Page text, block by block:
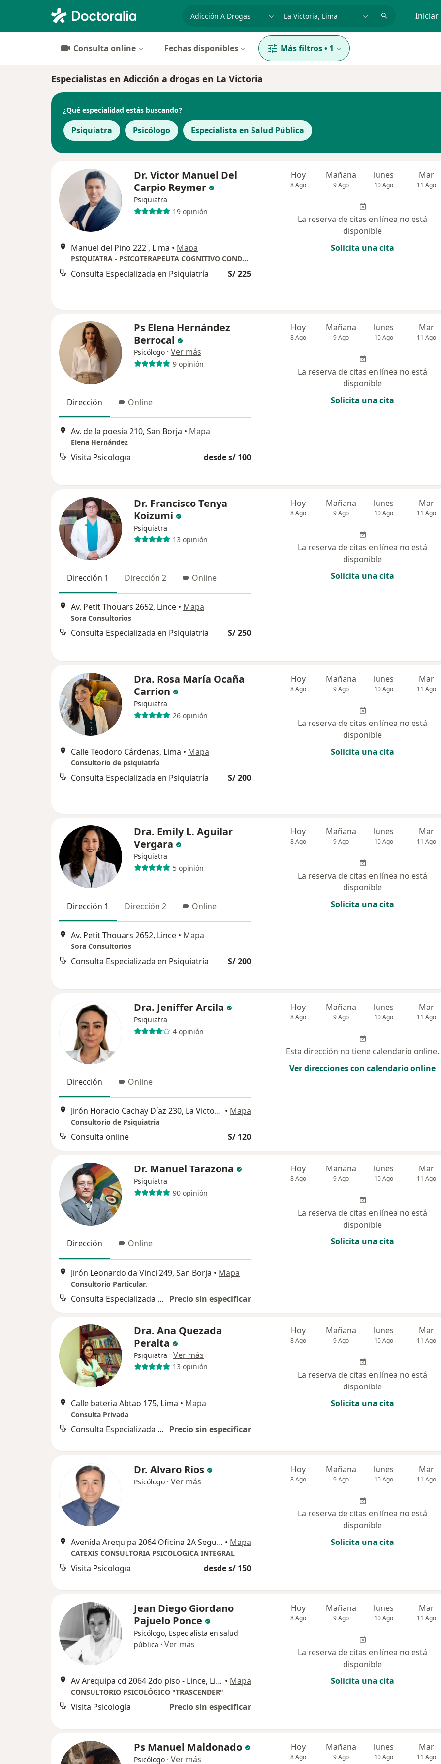
especialidad, enfermedad o nombre Iniciar
Consulta online Fechas disponibles Más filtros• 1
Especialistas en Adicción a drogas en La Victoria
¿Qué especialidad estás buscando?
Psiquiatra Psicólogo Especialista en Salud Pública
Dr. Victor Manuel Del
Carpio Reymer
Psiquiatra
19 opinión
Manuel del Pino 222 , Lima • Mapa
PSIQUIATRA - PSICOTERAPEUTA COGNITIVO CONDUCTUAL
Consulta Especializada en Psiquiatría S/ 225
Hoy
8 Ago
Mañana
9 Ago
lunes
10 Ago
Mar
11 Ago
La reserva de citas en línea no está
disponible
Solicita una cita
Ps Elena Hernández
Berrocal
Psicólogo · Ver más
9 opinión
Dirección Online
Av. de la poesia 210, San Borja • Mapa
Elena Hernández
Visita Psicología desde s/ 100
Hoy
8 Ago
Mañana
9 Ago
lunes
10 Ago
Mar
11 Ago
La reserva de citas en línea no está
disponible
Solicita una cita
Dr. Francisco Tenya
Koizumi
Psiquiatra
13 opinión
Dirección 1 Dirección 2 Online
Av. Petit Thouars 2652, Lince • Mapa
Sora Consultorios
Consulta Especializada en Psiquiatría S/ 250
Hoy
8 Ago
Mañana
9 Ago
lunes
10 Ago
Mar
11 Ago
La reserva de citas en línea no está
disponible
Solicita una cita
Dra. Rosa María Ocaña
Carrion
Psiquiatra
26 opinión
Calle Teodoro Cárdenas, Lima • Mapa
Consultorio de psiquiatría
Consulta Especializada en Psiquiatría S/ 200
Hoy
8 Ago
Mañana
9 Ago
lunes
10 Ago
Mar
11 Ago
La reserva de citas en línea no está
disponible
Solicita una cita
Dra. Emily L. Aguilar
Vergara
Psiquiatra
5 opinión
Dirección 1 Dirección 2 Online
Av. Petit Thouars 2652, Lince • Mapa
Sora Consultorios
Consulta Especializada en Psiquiatría S/ 200
Hoy
8 Ago
Mañana
9 Ago
lunes
10 Ago
Mar
11 Ago
La reserva de citas en línea no está
disponible
Solicita una cita
Dra. Jeniffer Arcila
Psiquiatra
4 opinión
Dirección Online
Jirón Horacio Cachay Díaz 230, La Victoria • Mapa
Consultorio de Psiquiatria
Consulta online S/ 120
Hoy
8 Ago
Mañana
9 Ago
lunes
10 Ago
Mar
11 Ago
Esta dirección no tiene calendario online.
Ver direcciones con calendario online
Dr. Manuel Tarazona
Psiquiatra
90 opinión
Dirección Online
Jirón Leonardo da Vinci 249, San Borja • Mapa
Consultorio Particular.
Consulta Especializada en Psiquiatría Precio sin especificar
Hoy
8 Ago
Mañana
9 Ago
lunes
10 Ago
Mar
11 Ago
La reserva de citas en línea no está
disponible
Solicita una cita
Dra. Ana Quezada
Peralta
Psiquiatra · Ver más
13 opinión
Calle bateria Abtao 175, Lima • Mapa
Consulta Privada
Consulta Especializada en Psiquiatría Precio sin especificar
Hoy
8 Ago
Mañana
9 Ago
lunes
10 Ago
Mar
11 Ago
La reserva de citas en línea no está
disponible
Solicita una cita
Dr. Alvaro Rios
Psicólogo · Ver más
Avenida Arequipa 2064 Oficina 2A Segundo Piso Lince, Lima • Mapa
CATEXIS CONSULTORIA PSICOLOGICA INTEGRAL
Visita Psicología desde s/ 150
Hoy
8 Ago
Mañana
9 Ago
lunes
10 Ago
Mar
11 Ago
La reserva de citas en línea no está
disponible
Solicita una cita
Jean Diego Giordano
Pajuelo Ponce
Psicólogo, Especialista en salud
pública · Ver más
Av Arequipa cd 2064 2do piso - Lince, Lince • Mapa
CONSULTORIO PSICOLÓGICO "TRASCENDER"
Visita Psicología Precio sin especificar
Hoy
8 Ago
Mañana
9 Ago
lunes
10 Ago
Mar
11 Ago
La reserva de citas en línea no está
disponible
Solicita una cita
Ps Manuel Maldonado
Psicólogo · Ver más
Hoy
8 Ago
Mañana
9 Ago
lunes
10 Ago
Mar
11 Ago